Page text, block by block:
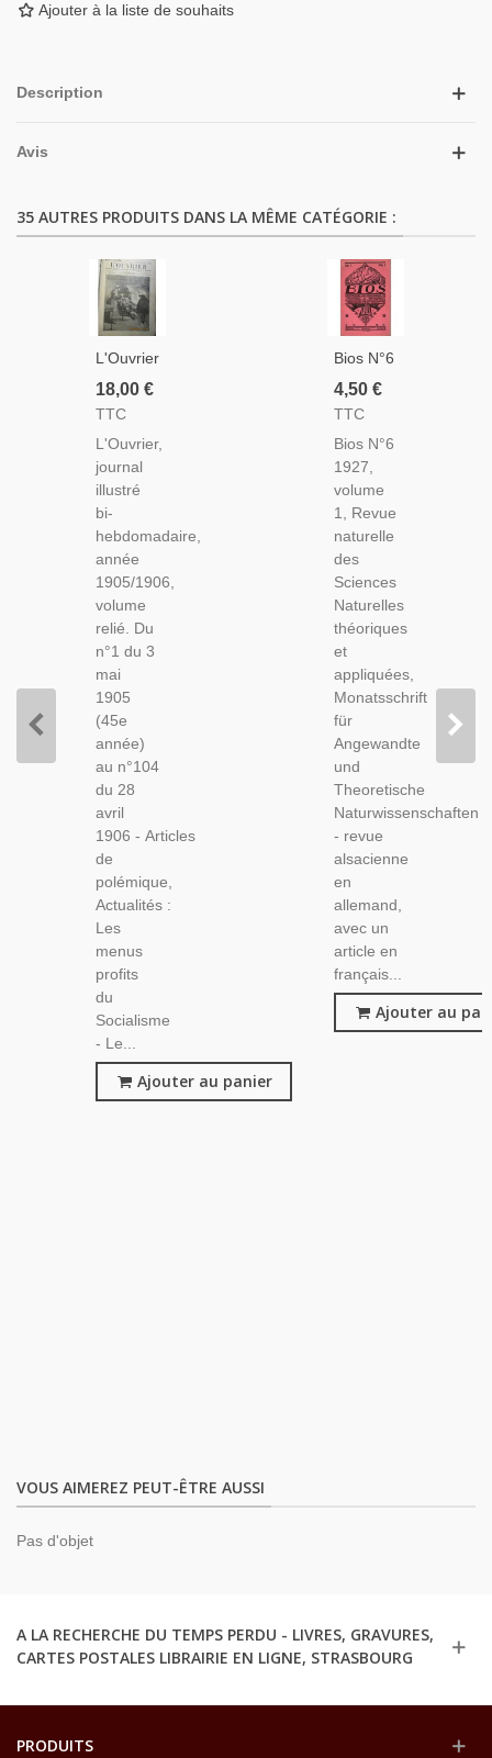
Ajouter à la liste de souhaits
Description
Avis
35 AUTRES PRODUITS DANS LA MÊME CATÉGORIE :
L'Ouvrier,
Journal
Illustré
1905 -
906 -
Journaux
Populaires,
1900,
Voyages,
Sciences,
Actualités,
18,00 €
TTC
L'Ouvrier,
journal
illustré
bi-
hebdomadaire,
année
1905/1906,
volume
relié. Du
n°1 du 3
mai
1905
(45e
année)
au n°104
du 28
avril
1906 - Articles
de
polémique,
Actualités :
Les
menus
profits
du
Socialisme
- Le...
Ajouter au panier
Bios N°6
1927,
Revue
Sciences
Naturelles,
Monatsschrift
Für
Angewandte
Naturwissenschaftern
-
Alsatiques,
Natur
4,50 €
TTC
Bios N°6
1927,
volume
1, Revue
naturelle
des
Sciences
Naturelles
théoriques
et
appliquées,
Monatsschrift
für
Angewandte
und
Theoretische
Naturwissenschaften
- revue
alsacienne
en
allemand,
avec un
article en
français...
Ajouter au
VOUS AIMEREZ PEUT-ÊTRE AUSSI
Pas d'objet
A LA RECHERCHE DU TEMPS PERDU - LIVRES, GRAVURES,
CARTES POSTALES LIBRAIRIE EN LIGNE, STRASBOURG
PRODUITS